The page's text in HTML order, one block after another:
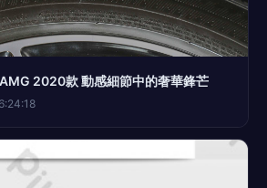
2020款 動感細節中的奢華鋒芒